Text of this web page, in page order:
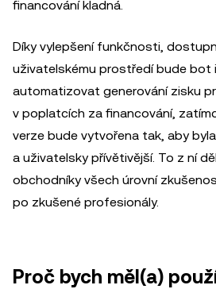
financování kladná.
Díky vylepšení funkčnosti,
uživatelskému prostředí bude bot
automatizovat generování zisku
v poplatcích za financování,
verze bude vytvořena tak, aby
a uživatelsky přívětivější. To z ní
obchodníky všech úrovní
po zkušené profesionály.
Proč bych měl(a)